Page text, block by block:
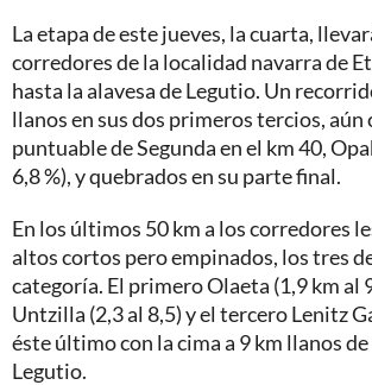
La etapa de este jueves, la cuarta,
corredores de la localidad navarra de
hasta la alavesa de Legutio. Un
llanos en sus dos primeros tercios, aún
puntuable de Segunda en el km 40,
6,8 %), y quebrados en su parte final.
En los últimos 50 km a los corredores
altos cortos pero empinados, los tres
categoría. El primero Olaeta (1,9 km al
Untzilla (2,3 al 8,5) y el tercero Lenitz
éste último con la cima a 9 km llanos
Legutio.